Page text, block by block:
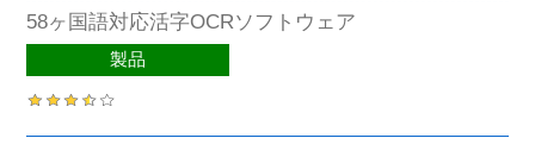
58ヶ国語対応活字OCRソフトウェア
製品